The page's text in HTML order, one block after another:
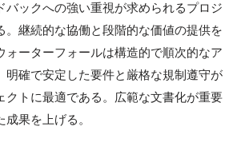
バックへの強い重視が求められるプロジ
。継続的な協働と段階的な価値の提供を
ォーターフォールは構造的で順次的なア
明確で安定した要件と厳格な規制遵守が
クトに最適である。広範な文書化が重要
果を上げる。